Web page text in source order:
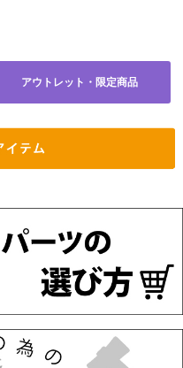
アウトレット・限定商品